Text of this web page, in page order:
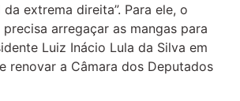
extrema direita”. Para ele, o
arregaçar as mangas para
Luiz Inácio Lula da Silva em
renovar a Câmara dos Deputados